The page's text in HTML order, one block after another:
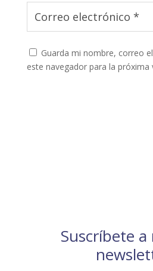
Guarda mi nombre, correo
este navegador para la próxima
Suscríbete